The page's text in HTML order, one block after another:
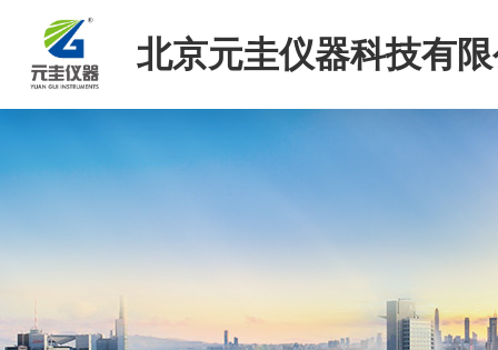
北京元圭仪器科技有